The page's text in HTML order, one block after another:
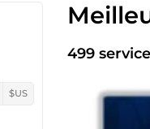
499
$US